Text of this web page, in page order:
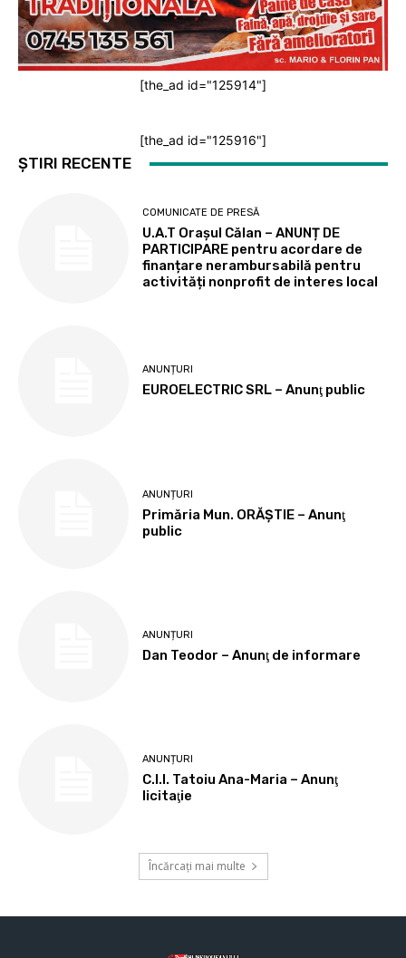
[the_ad id="125914"]
[the_ad id="125916"]
ȘTIRI RECENTE
COMUNICATE DE PRESĂ
U.A.T Orașul Călan – ANUNȚ DE
PARTICIPARE pentru acordare de
finanțare nerambursabilă pentru
activități nonprofit de interes local
ANUNȚURI
EUROELECTRIC SRL – Anunţ public
ANUNȚURI
Primăria Mun. ORĂȘTIE – Anunţ
public
ANUNȚURI
Dan Teodor – Anunţ de informare
ANUNȚURI
C.I.I. Tatoiu Ana-Maria – Anunţ
licitaţie
Încărcați mai multe